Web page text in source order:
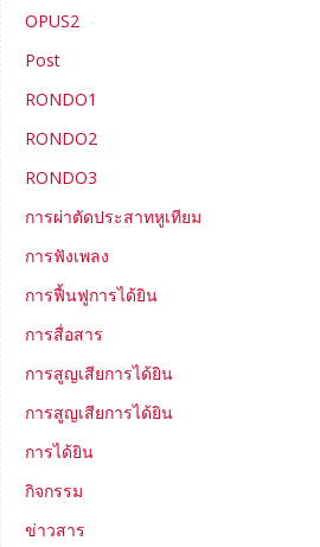
OPUS2
Post
RONDO1
RONDO2
RONDO3
การผ่าตัดประสาทหูเทียม
การฟังเพลง
การฟื้นฟูการได้ยิน
การสื่อสาร
การสูญเสียการได้ยิน
การสูญเสียการได้ยิน
การได้ยิน
กิจกรรม
ข่าวสาร